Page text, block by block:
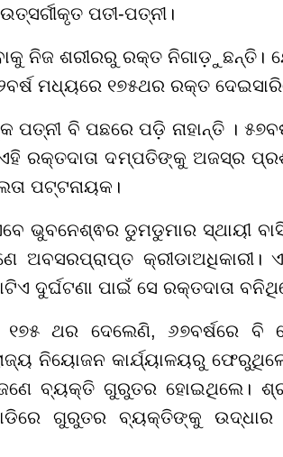
ପତୀ-ପତ୍ନୀ।
ନିଜ ଶରୀରରୁ ରକ୍ତ ନିଗାଡ଼ୁଛନ୍ତି।
ମଧ୍ୟରେ ୧୭୫ଥର ରକ୍ତ
ବି ପଛରେ ପଡ଼ି ନାହାନ୍ତି ।
ରକ୍ତଦାତା ଦମ୍ପତିଙ୍କୁ ଅଜସ୍ର
ପଟ୍ଟନାୟକ।
ଭୁବନେଶ୍ଵର ଡୁମଡୁମାର ସ୍ଥାୟୀ
କ୍ରୀଡାଅଧିକାରୀ।
ପାଇଁ ସେ ରକ୍ତଦାତା
୧୭୫ ଥର ଦେଲେଣି, ୬୭ବର୍ଷରେ ବି
ନିୟୋଜନ କାର୍ଯ୍ୟାଳୟରୁ
ବ୍ୟକ୍ତି ଗୁରୁତର ହୋଇଥିଲେ।
ଗୁରୁତର ବ୍ୟକ୍ତିଙ୍କୁ ଉଦ୍ଧାର